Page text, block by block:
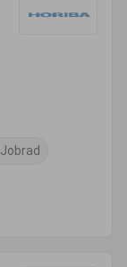
Jobrad